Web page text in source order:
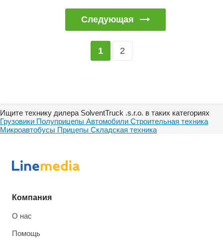
Следующая
1 2
Ищите технику дилера SolventTruck .s.r.o. в таких категориях
Грузовики Полуприцепы Автомобили Строительная техника
Микроавтобусы Прицепы Складская техника
Компания
О нас
Помощь